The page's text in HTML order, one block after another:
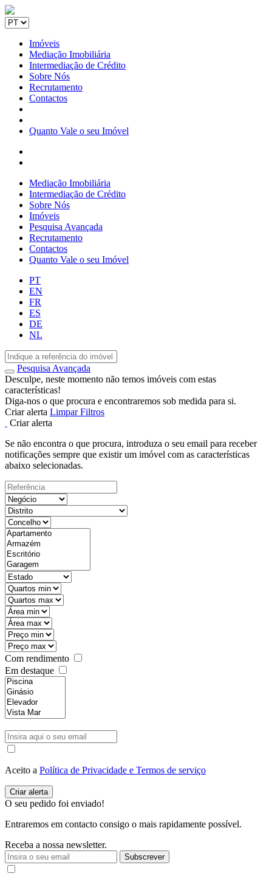
Imóveis
Mediação Imobiliária
Intermediação de Crédito
Sobre Nós
Recrutamento
Contactos
Quanto Vale o seu Imóvel
Mediação Imobiliária
Intermediação de Crédito
Sobre Nós
Imóveis
Pesquisa Avançada
Recrutamento
Contactos
Quanto Vale o seu Imóvel
PT
EN
FR
ES
DE
NL
Pesquisa Avançada
Desculpe, neste momento não temos imóveis com estas
características!
Diga-nos o que procura e encontraremos sob medida para si.
Criar alerta Limpar Filtros
Criar alerta
Se não encontra o que procura, introduza o seu email para receber
notificações sempre que existir um imóvel com as características
abaixo selecionadas.
Com rendimento
Em destaque
Aceito a Política de Privacidade e Termos de serviço
O seu pedido foi enviado!
Entraremos em contacto consigo o mais rapidamente possível.
Receba a nossa newsletter.
Subscrever